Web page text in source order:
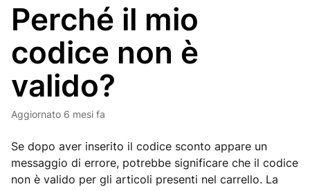
Perché il mio
codice non è
valido?
Aggiornato 6 mesi fa
Se dopo aver inserito il codice sconto appare un
messaggio di errore, potrebbe significare che il codice
non è valido per gli articoli presenti nel carrello. La